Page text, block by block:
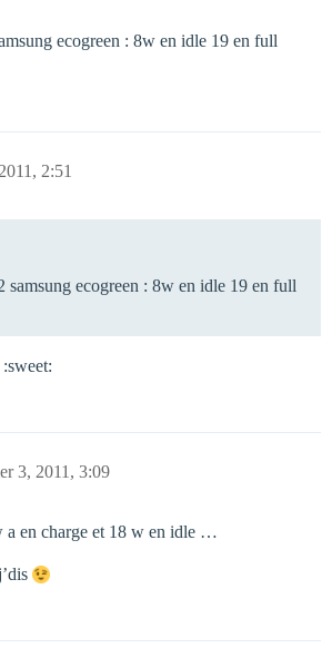
ecogreen : 8w en idle 19 en full
2:51
samsung ecogreen : 8w en idle 19 en full
3, 2011, 3:09
a en charge et 18 w en idle …